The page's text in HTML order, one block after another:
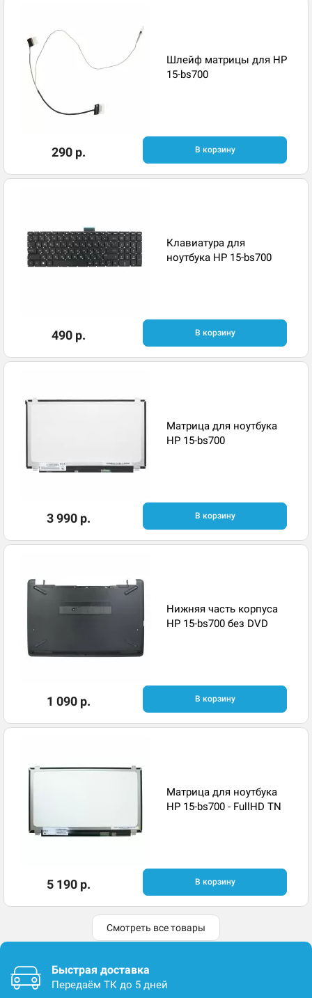
Шлейф матрицы для HP
15-bs700
290 р. В корзину
Клавиатура для
ноутбука HP 15-bs700
490 р. В корзину
Матрица для ноутбука
HP 15-bs700
3 990 р. В корзину
Нижняя часть корпуса
HP 15-bs700 без DVD
1 090 р. В корзину
Матрица для ноутбука
HP 15-bs700 - FullHD TN
5 190 р. В корзину
Смотреть все товары
Быстрая доставка
Передаём ТК до 5 дней